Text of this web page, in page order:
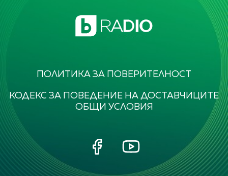
ПОЛИТИКА ЗА ПОВЕРИТЕЛНОСТ
КОДЕКС ЗА ПОВЕДЕНИЕ НА ДОСТАВЧИЦИТЕ
ОБЩИ УСЛОВИЯ